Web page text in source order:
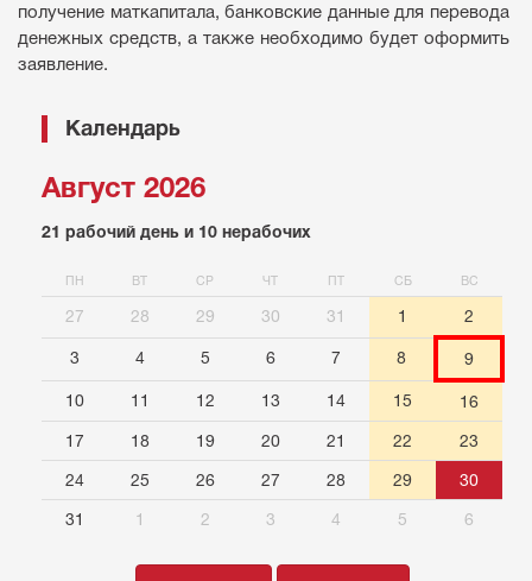
получение маткапитала, банковские данные для перевода
денежных средств, а также необходимо будет оформить
заявление.
Календарь
Август 2026
21 рабочий день и 10 нерабочих
ПН ВТ СР ЧТ ПТ СБ ВС
27 28 29 30 31 1 2
3 4 5 6 7 8 9
10 11 12 13 14 15 16
17 18 19 20 21 22 23
24 25 26 27 28 29 30
31 1 2 3 4 5 6